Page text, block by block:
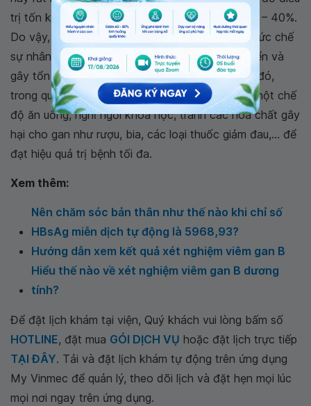
trị tốn kém trong khi hiệu quả chỉ đạt khoảng 25 – 40%.
Do vậy, việc điều trị virus viêm gan B chủ yếu là ức chế
sự nhân lên của virus,, không cho chúng phát triển và
gây tổn hại các tế bào gan lành. Song song với đó,
trong quá trình điều trị, bệnh nhân cần áp dụng một chế
độ ăn uống, nghỉ ngơi khoa học, tránh các hóa chất gây
hại cho gan như rượu, bia, các loại thuốc giảm đau,... để
đạt hiệu quả trị bệnh tối đa.
Xem thêm:
Nên chăm sóc bản thân như thế nào khi chỉ số
HBsAg miễn dịch tự động là 5968,93?
Hướng dẫn xem kết quả xét nghiệm viêm gan B
Hiểu thế nào về xét nghiệm viêm gan B dương
tính?
Để đặt lịch khám tại viện, Quý khách vui lòng bấm số
HOTLINE, đặt mua GÓI DỊCH VỤ hoặc đặt lịch trực tiếp
TẠI ĐÂY. Tải và đặt lịch khám tự động trên ứng dụng
My Vinmec để quản lý, theo dõi lịch và đặt hẹn mọi lúc
mọi nơi ngay trên ứng dụng.